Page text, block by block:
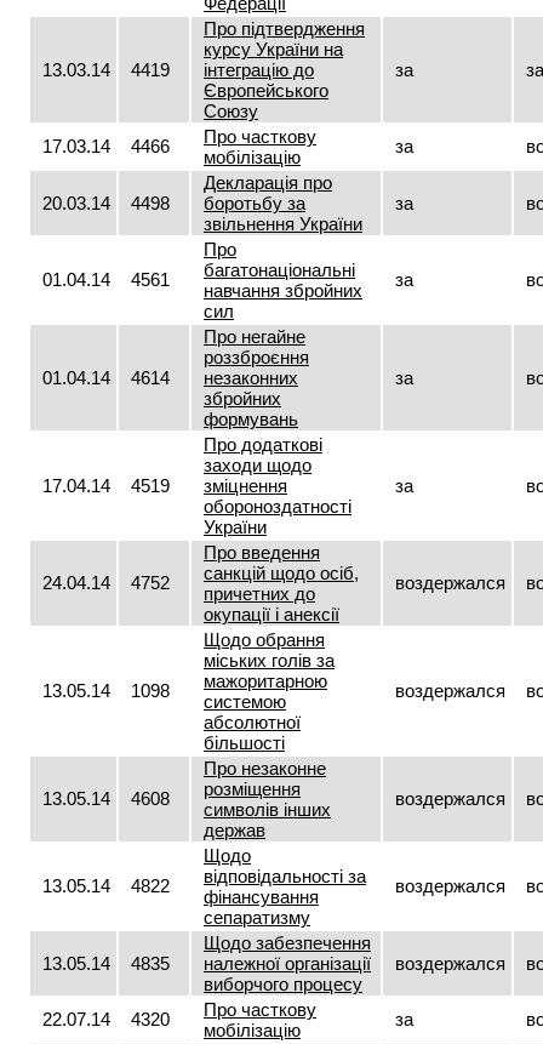
13.03.14 4419
Про підтвердження
курсу України на
інтеграцію до
Європейського
Союзу
за за
17.03.14 4466
Про часткову
мобілізацію
за
20.03.14 4498
Декларація про
боротьбу за
звільнення України
за
01.04.14 4561
Про
багатонаціональні
навчання збройних
сил
за
01.04.14 4614
Про негайне
роззброєння
незаконних
збройних
формувань
за
17.04.14 4519
Про додаткові
заходи щодо
зміцнення
обороноздатності
України
за
24.04.14 4752
Про введення
санкцій щодо осіб,
причетних до
окупації і анексії
воздержался
13.05.14 1098
Щодо обрання
міських голів за
мажоритарною
системою
абсолютної
більшості
воздержался
13.05.14 4608
Про незаконне
розміщення
символів інших
держав
воздержался
13.05.14 4822
Щодо
відповідальності за
фінансування
сепаратизму
воздержался
13.05.14 4835
Щодо забезпечення
належної організації
виборчого процесу
воздержался
22.07.14 4320
Про часткову
мобілізацію
за